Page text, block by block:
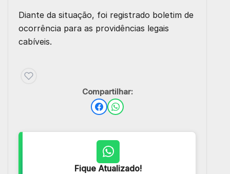
Diante da situação, foi registrado boletim de
ocorrência para as providências legais
cabíveis.
Compartilhar:
Fique Atualizado!